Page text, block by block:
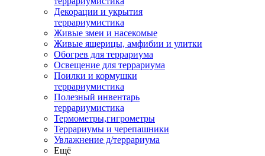
Декорации и укрытия
террариумистика
Живые змеи и насекомые
Живые ящерицы, амфибии и улитки
Обогрев для террариума
Освещение для террариума
Поилки и кормушки
террариумистика
Полезный инвентарь
террариумистика
Термометры,гигрометры
Террариумы и черепашники
Увлажнение д/террариума
Ещё